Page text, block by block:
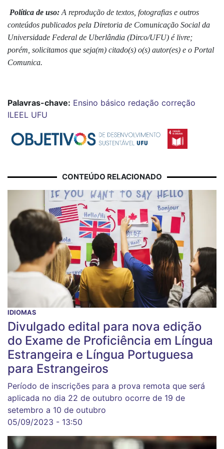
Política de uso: A reprodução de textos, fotografias e outros
conteúdos publicados pela Diretoria de Comunicação Social da
Universidade Federal de Uberlândia (Dirco/UFU) é livre;
porém, solicitamos que seja(m) citado(s) o(s) autor(es) e o Portal
Comunica.
Palavras-chave: Ensino básico redação correção
ILEEL UFU
CONTEÚDO RELACIONADO
IDIOMAS
Divulgado edital para nova edição
do Exame de Proficiência em Língua
Estrangeira e Língua Portuguesa
para Estrangeiros
Período de inscrições para a prova remota que será
aplicada no dia 22 de outubro ocorre de 19 de
setembro a 10 de outubro
05/09/2023 - 13:50